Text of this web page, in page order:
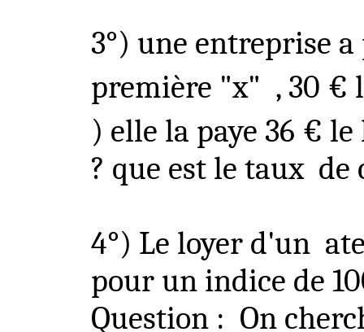
3°) une entreprise
première "x" , 30 €
) elle la paye 36 € le
? que est le taux de
4°) Le loyer d'un
pour un indice de
Question : On